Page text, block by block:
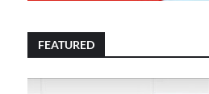
FEATURED